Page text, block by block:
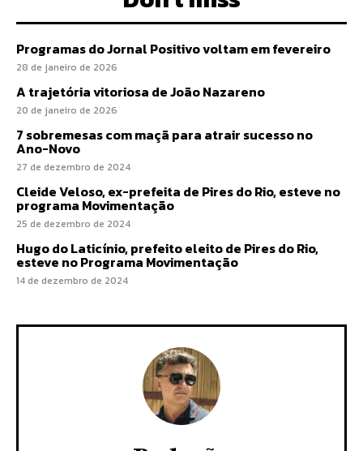
Programas do Jornal Positivo voltam em fevereiro
28 de janeiro de 2026
A trajetória vitoriosa de João Nazareno
20 de janeiro de 2026
7 sobremesas com maçã para atrair sucesso no
Ano-Novo
27 de dezembro de 2024
Cleide Veloso, ex-prefeita de Pires do Rio, esteve no
programa Movimentação
25 de dezembro de 2024
Hugo do Laticínio, prefeito eleito de Pires do Rio,
esteve no Programa Movimentação
14 de dezembro de 2024